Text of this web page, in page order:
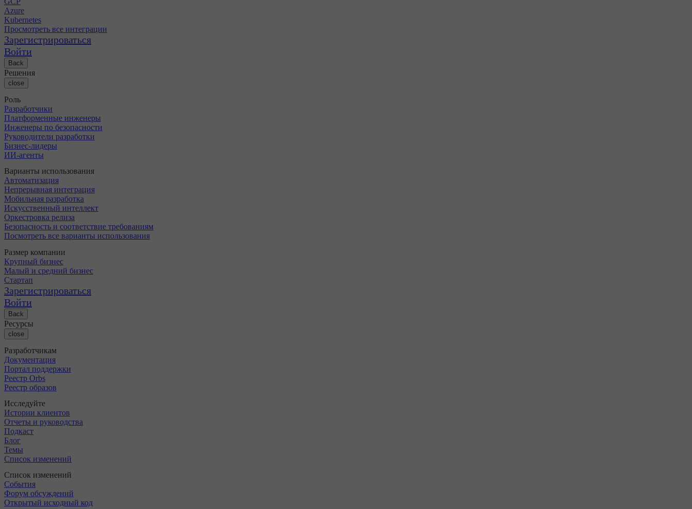
Azure
Kubernetes
Просмотреть все интеграции
Зарегистрироваться
Войти
Back
Решения
close
Роль
Разработчики
Платформенные инженеры
Инженеры по безопасности
Руководители разработки
Бизнес-лидеры
ИИ-агенты
Варианты использования
Автоматизация
Непрерывная интеграция
Мобильная разработка
Искусственный интеллект
Оркестровка релиза
Безопасность и соответствие требованиям
Посмотреть все варианты использования
Размер компании
Крупный бизнес
Малый и средний бизнес
Стартап
Зарегистрироваться
Войти
Back
Ресурсы
close
Разработчикам
Документация
Портал поддержки
Реестр Orbs
Реестр образов
Исследуйте
Истории клиентов
Отчеты и руководства
Подкаст
Блог
Темы
Список изменений
Список изменений
События
Форум обсуждений
Открытый исходный код